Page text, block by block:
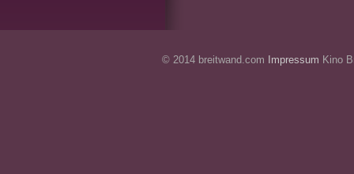
© 2014 breitwand.com Impressum Kino